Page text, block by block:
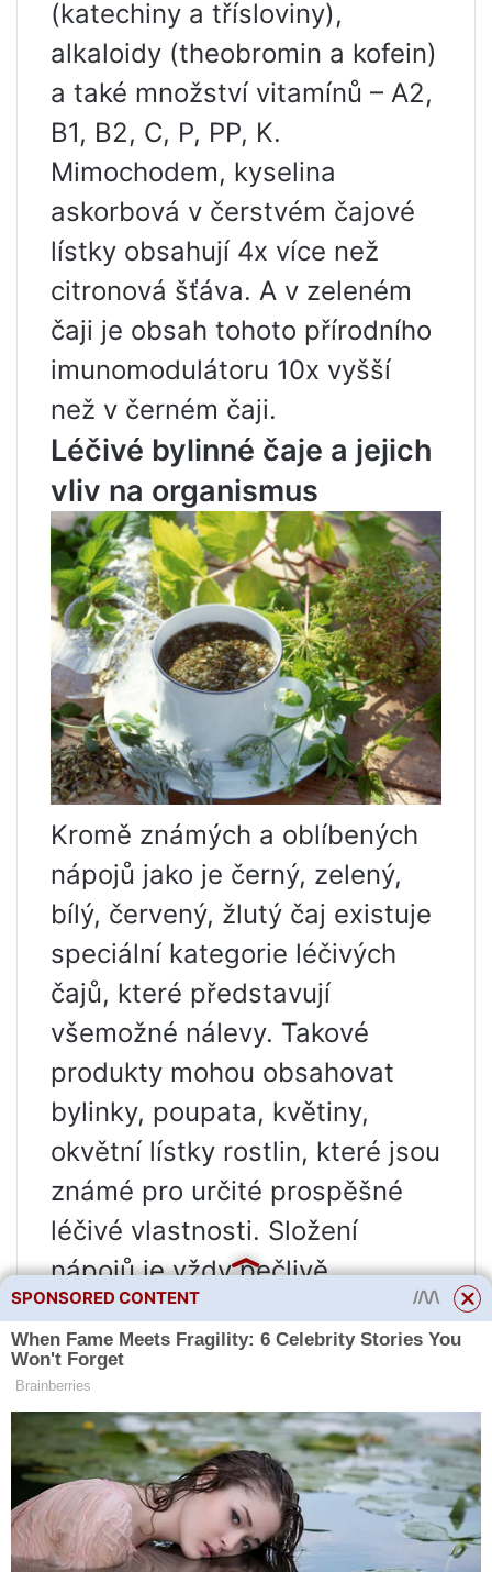
(katechiny a třísloviny),
alkaloidy (theobromin a kofein)
a také množství vitamínů – A2,
B1, B2, C, P, PP, K.
Mimochodem, kyselina
askorbová v čerstvém čajové
lístky obsahují 4x více než
citronová šťáva. A v zeleném
čaji je obsah tohoto přírodního
imunomodulátoru 10x vyšší
než v černém čaji.
Léčivé bylinné čaje a jejich
vliv na organismus
Kromě známých a oblíbených
nápojů jako je černý, zelený,
bílý, červený, žlutý čaj existuje
speciální kategorie léčivých
čajů, které představují
všemožné nálevy. Takové
produkty mohou obsahovat
bylinky, poupata, květiny,
okvětní lístky rostlin, které jsou
známé pro určité prospěšné
léčivé vlastnosti. Složení
nápojů je vždy pečlivě
promyšleno tak, aby konečným
výsledkem byl nejen účinný
„přírodní léčitel“, ale také
skutečně chutný a aromatický
čaj.
SPONSORED CONTENT